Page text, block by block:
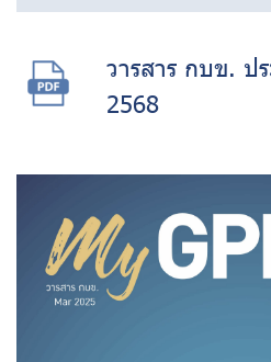
วารสาร กบข. ป
2568